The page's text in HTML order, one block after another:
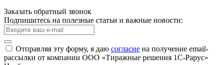
Заказать обратный звонок
Подпишитесь на полезные статьи и важные новости:
Отправляя эту форму, я даю согласие на получение email-
рассылки от компании ООО «Тиражные решения 1С-Рарус»